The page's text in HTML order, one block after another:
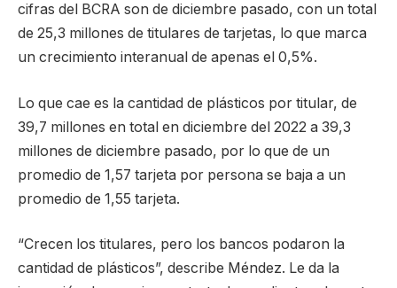
cifras del BCRA son de diciembre pasado, con un total
de 25,3 millones de titulares de tarjetas, lo que marca
un crecimiento interanual de apenas el 0,5%.
Lo que cae es la cantidad de plásticos por titular, de
39,7 millones en total en diciembre del 2022 a 39,3
millones de diciembre pasado, por lo que de un
promedio de 1,57 tarjeta por persona se baja a un
promedio de 1,55 tarjeta.
“Crecen los titulares, pero los bancos podaron la
cantidad de plásticos”, describe Méndez. Le da la